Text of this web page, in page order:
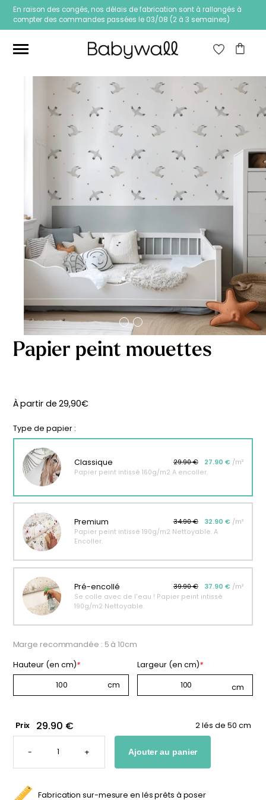
En raison des congés, nos délais de fabrication sont à rallongés à
compter des commandes passées le 03/08 (2 à 3 semaines)
Ces articles peuvent aussi vous intéresser
Papier peint Fleurs
délicates
de
29,90€
Papier peint jungle
beige
À partir
de
29,90€
Affiche bébé Mes
premières fois
personnalisable
À partir
34,90€
Affiche personnalisée
petits carreaux pour
À partir
€
Papier peint mouettes
À partir de29,90€
Type de papier :
Classique 29.90 € 27.90 € /m²
Papier peint intissé 160g/m2 A encoller.
Premium 34.90 € 32.90 € /m²
Papier peint intissé 190g/m2 Nettoyable. A
Encoller.
Pré-encollé 39.90 € 37.90 € /m²
Se colle avec de l'eau ! Papier peint intissé
190g/m2 Nettoyable.
Marge recommandée : 5 à 10cm
Hauteur (en cm)* Largeur (en cm)*
Prix 29.90 € 2 lés de 50 cm
-
QUANTITÉ
PAPIER
MOUETTES
+ Ajouter au panier
Fabrication sur-mesure en lés prêts à poser